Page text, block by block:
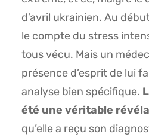
d’avril ukrainien. Au
le compte du stress
tous vécu. Mais un
présence d’esprit de lui
analyse bien spécifique.
été une véritable
qu’elle a reçu son